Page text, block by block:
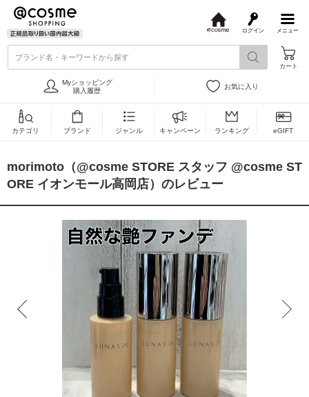
メニュー
ログイン
s
ブランド名・キーワードから探す
カート
Myショッピング
購入履歴
お気に入り
カテゴリ ブランド ジャンル キャンペーン ランキング eGIFT
morimoto（@cosme STORE スタッフ @cosme ST
ORE イオンモール高岡店）のレビュー